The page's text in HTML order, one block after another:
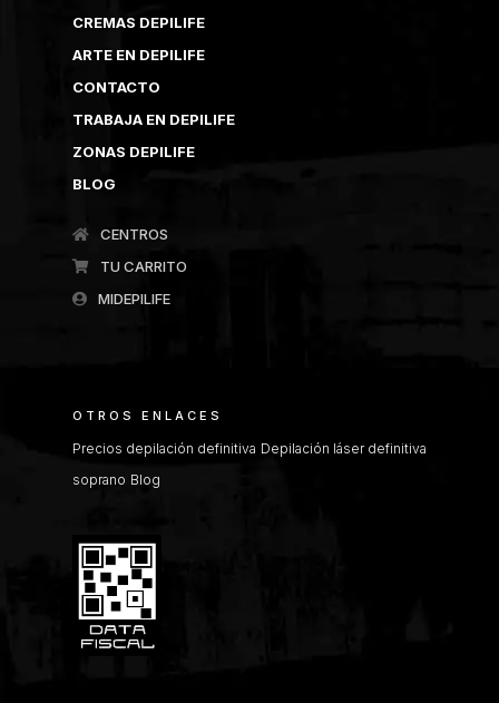
CREMAS DEPILIFE
ARTE EN DEPILIFE
CONTACTO
TRABAJA EN DEPILIFE
ZONAS DEPILIFE
BLOG
CENTROS
TU CARRITO
MIDEPILIFE
OTROS ENLACES
Precios depilación definitiva Depilación láser definitiva
soprano Blog